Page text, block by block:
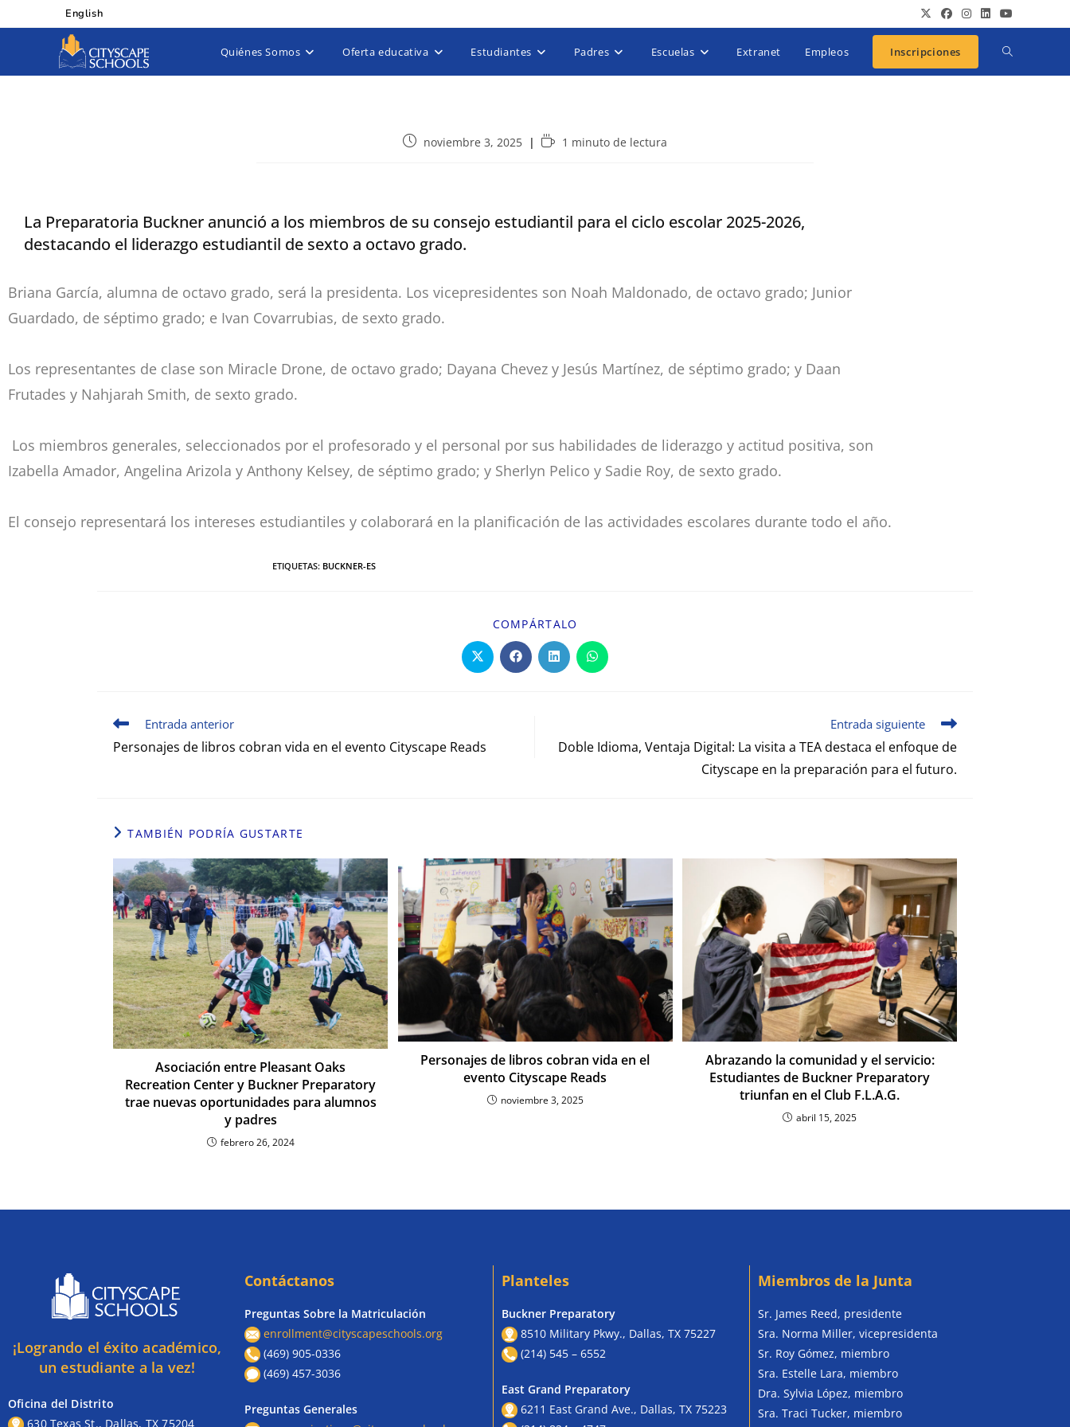
English
Quiénes Somos Oferta educativa Estudiantes Padres Escuelas Extranet Empleos Inscripciones
noviembre 3, 2025 1 minuto de lectura
La Preparatoria Buckner anunció a los miembros de su consejo estudiantil para el ciclo escolar 2025-2026,
destacando el liderazgo estudiantil de sexto a octavo grado.
Briana García, alumna de octavo grado, será la presidenta. Los vicepresidentes son Noah Maldonado, de octavo grado; Junior
Guardado, de séptimo grado; e Ivan Covarrubias, de sexto grado.
Los representantes de clase son Miracle Drone, de octavo grado; Dayana Chevez y Jesús Martínez, de séptimo grado; y Daan
Frutades y Nahjarah Smith, de sexto grado.
Los miembros generales, seleccionados por el profesorado y el personal por sus habilidades de liderazgo y actitud positiva, son
Izabella Amador, Angelina Arizola y Anthony Kelsey, de séptimo grado; y Sherlyn Pelico y Sadie Roy, de sexto grado.
El consejo representará los intereses estudiantiles y colaborará en la planificación de las actividades escolares durante todo el año.
ETIQUETAS: BUCKNER-ES
COMPÁRTALO
Entrada anterior
Personajes de libros cobran vida en el evento Cityscape Reads
Entrada siguiente
Doble Idioma, Ventaja Digital: La visita a TEA destaca el enfoque de
Cityscape en la preparación para el futuro.
TAMBIÉN PODRÍA GUSTARTE
Asociación entre Pleasant Oaks
Recreation Center y Buckner Preparatory
trae nuevas oportunidades para alumnos
y padres
febrero 26, 2024
Personajes de libros cobran vida en el
evento Cityscape Reads
noviembre 3, 2025
Abrazando la comunidad y el servicio:
Estudiantes de Buckner Preparatory
triunfan en el Club F.L.A.G.
abril 15, 2025
¡Logrando el éxito académico,
un estudiante a la vez!
Oficina del Distrito
630 Texas St., Dallas, TX 75204
Contáctanos
Preguntas Sobre la Matriculación
enrollment@cityscapeschools.org
(469) 905-0336
(469) 457-3036
Preguntas Generales
Planteles
Buckner Preparatory
8510 Military Pkwy., Dallas, TX 75227
(214) 545 – 6552
East Grand Preparatory
6211 East Grand Ave., Dallas, TX 75223
Miembros de la Junta
Sr. James Reed, presidente
Sra. Norma Miller, vicepresidenta
Sr. Roy Gómez, miembro
Sra. Estelle Lara, miembro
Dra. Sylvia López, miembro
Sra. Traci Tucker, miembro